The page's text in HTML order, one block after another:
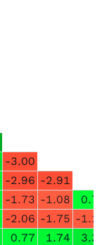
-3.00
-2.96 -2.91
-1.73 -1.08
-2.06 -1.75 -
0.77 1.74